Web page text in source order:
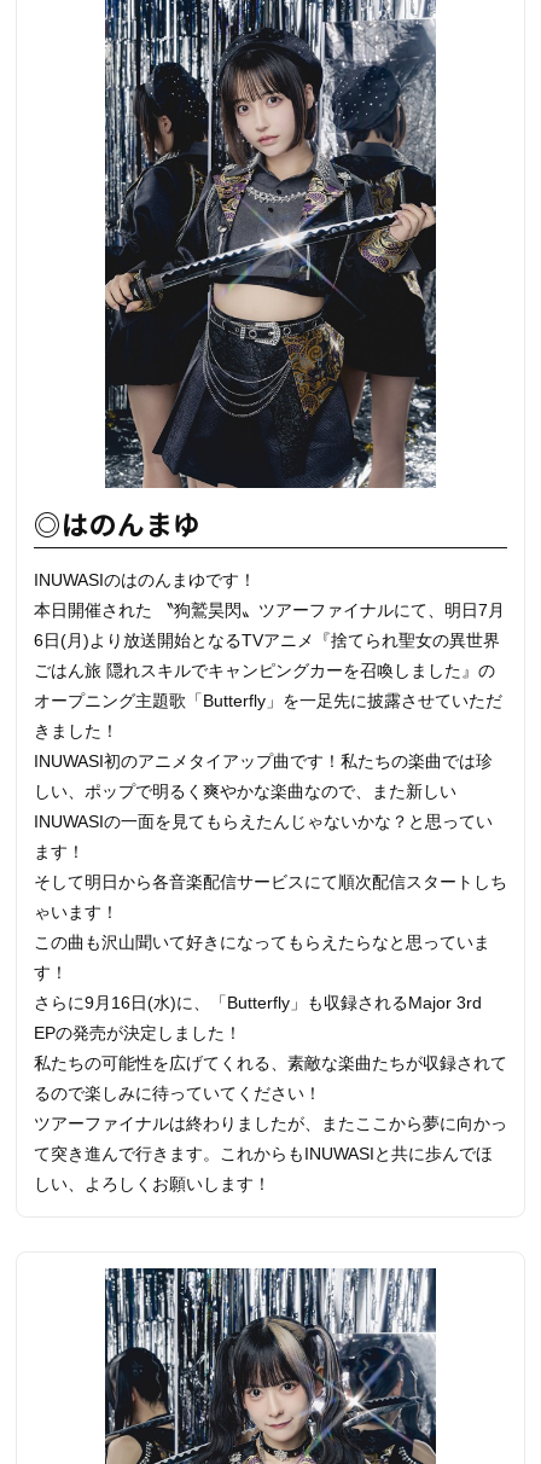
◎はのんまゆ
INUWASIのはのんまゆです！
本日開催された 〝狗鷲昊閃〟ツアーファイナルにて、明日7月
6日(月)より放送開始となるTVアニメ『捨てられ聖女の異世界
ごはん旅 隠れスキルでキャンピングカーを召喚しました』の
オープニング主題歌「Butterfly」を一足先に披露させていただ
きました！
INUWASI初のアニメタイアップ曲です！私たちの楽曲では珍
しい、ポップで明るく爽やかな楽曲なので、また新しい
INUWASIの一面を見てもらえたんじゃないかな？と思ってい
ます！
そして明日から各音楽配信サービスにて順次配信スタートしち
ゃいます！
この曲も沢山聞いて好きになってもらえたらなと思っていま
す！
さらに9月16日(水)に、「Butterfly」も収録されるMajor 3rd
EPの発売が決定しました！
私たちの可能性を広げてくれる、素敵な楽曲たちが収録されて
るので楽しみに待っていてください！
ツアーファイナルは終わりましたが、またここから夢に向かっ
て突き進んで行きます。これからもINUWASIと共に歩んでほ
しい、よろしくお願いします！